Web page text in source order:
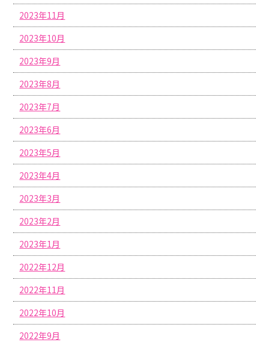
2023年11月
2023年10月
2023年9月
2023年8月
2023年7月
2023年6月
2023年5月
2023年4月
2023年3月
2023年2月
2023年1月
2022年12月
2022年11月
2022年10月
2022年9月